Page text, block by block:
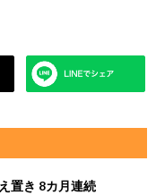
置き 8カ月連続